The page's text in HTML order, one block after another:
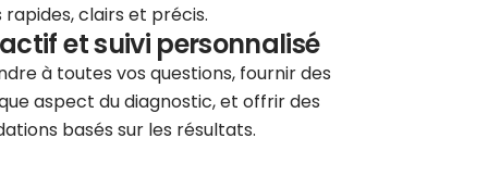
clairs et précis.
et suivi personnalisé
à toutes vos questions, fournir des
aspect du diagnostic, et offrir des
basés sur les résultats.